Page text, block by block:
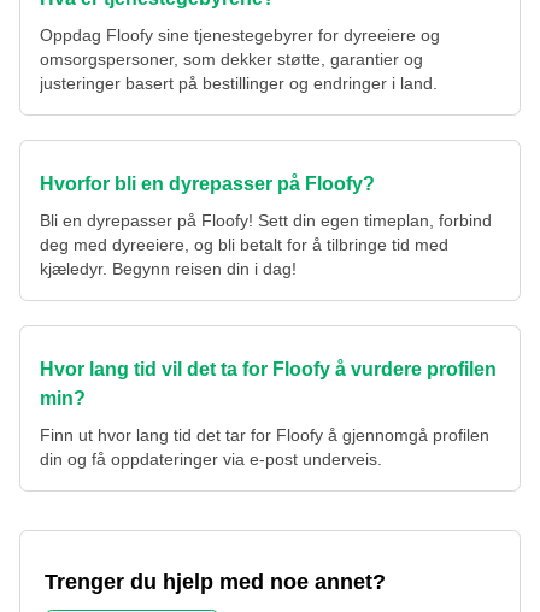
Oppdag Floofy sine tjenestegebyrer for dyreeiere og
omsorgspersoner, som dekker støtte, garantier og
justeringer basert på bestillinger og endringer i land.
Hvorfor bli en dyrepasser på Floofy?
Bli en dyrepasser på Floofy! Sett din egen timeplan, forbind
deg med dyreeiere, og bli betalt for å tilbringe tid med
kjæledyr. Begynn reisen din i dag!
Hvor lang tid vil det ta for Floofy å vurdere profilen
min?
Finn ut hvor lang tid det tar for Floofy å gjennomgå profilen
din og få oppdateringer via e-post underveis.
Trenger du hjelp med noe annet?